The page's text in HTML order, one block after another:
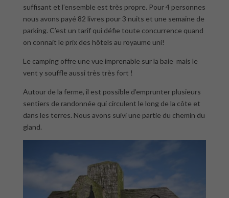
suffisant et l’ensemble est très propre. Pour 4 personnes
nous avons payé 82 livres pour 3 nuits et une semaine de
parking. C’est un tarif qui défie toute concurrence quand
on connait le prix des hôtels au royaume uni!
Le camping offre une vue imprenable sur la baie mais le
vent y souffle aussi très très fort !
Autour de la ferme, il est possible d’emprunter plusieurs
sentiers de randonnée qui circulent le long de la côte et
dans les terres. Nous avons suivi une partie du chemin du
gland.